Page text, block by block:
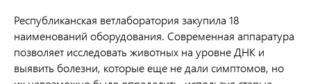
Республиканская ветлаборатория закупила 18
наименований оборудования. Современная аппаратура
позволяет исследовать животных на уровне ДНК и
выявить болезни, которые еще не дали симптомов, но